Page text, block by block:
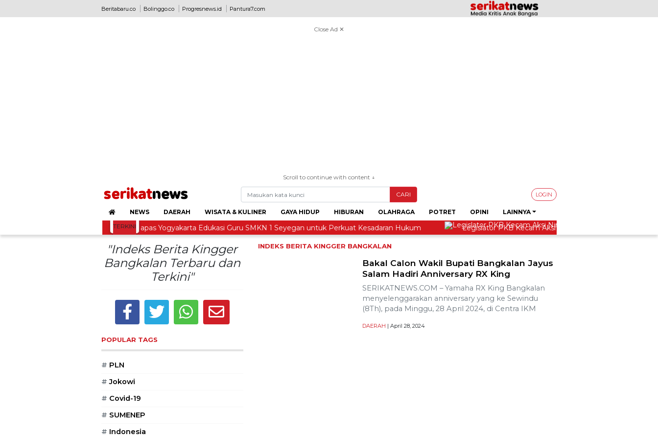
Beritabaru.co Bolinggo.co Progresnews.id Pantura7.com
Close Ad ✕
Scroll to continue with content ↓
CARI LOGIN
NEWS DAERAH WISATA & KULINER GAYA HIDUP HIBURAN OLAHRAGA POTRET OPINI
LAINNYA
TERKINI
Bapas Yogyakarta Edukasi Guru SMKN 1 Seyegan untuk Perkuat Kesadaran Hukum Legislator PKB Kecam Aksi Nirempati Nakes ke Pasien BPJS,
INDEKS BERITA KINGGER BANGKALAN
Bakal Calon Wakil Bupati Bangkalan Jayus
Salam Hadiri Anniversary RX King
SERIKATNEWS.COM – Yamaha RX King Bangkalan
menyelenggarakan anniversary yang ke Sewindu
(8Th), pada Minggu, 28 April 2024, di Centra IKM
DAERAH | April 28, 2024
"Indeks Berita Kingger
Bangkalan Terbaru dan
Terkini"
POPULAR TAGS
# PLN
# Jokowi
# Covid-19
# SUMENEP
# Indonesia